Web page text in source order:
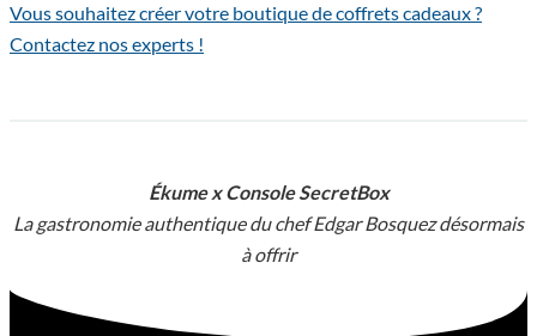
Vous souhaitez créer votre boutique de coffrets cadeaux ?
Contactez nos experts !
Ékume x Console SecretBox
La gastronomie authentique du chef Edgar Bosquez désormais
à offrir